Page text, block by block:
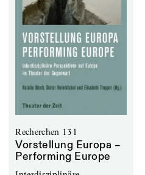
Recherchen 131
Vorstellung Europa –
Performing Europe